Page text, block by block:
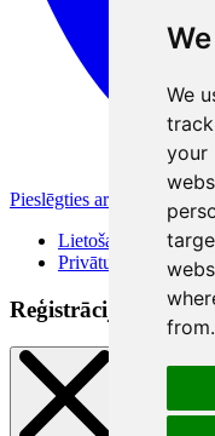
We
your
from.
Pieslēgties ar Apple
Lietošanas
Privātuma politika
Reģistrācijas veidi